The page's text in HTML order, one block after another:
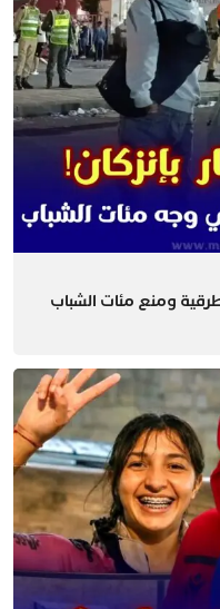
ومنع مئات الشباب